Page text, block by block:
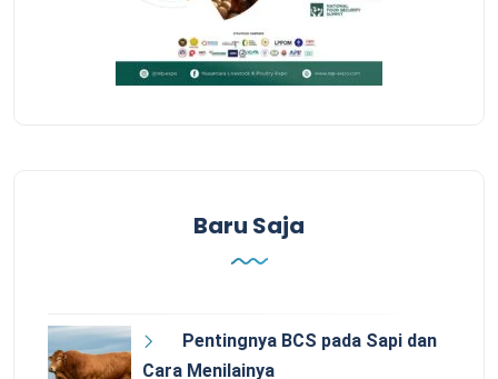
Baru Saja
Pentingnya BCS pada Sapi dan
Cara Menilainya